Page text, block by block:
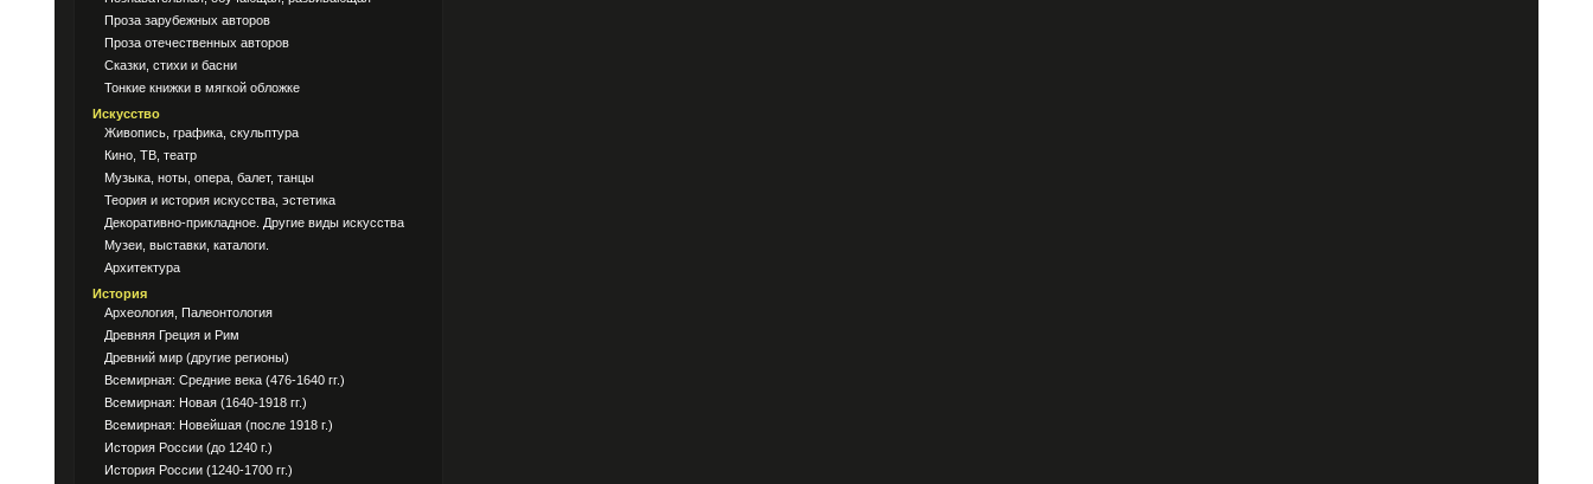
Проза зарубежных авторов
Проза отечественных авторов
Сказки, стихи и басни
Тонкие книжки в мягкой обложке
Искусство
Живопись, графика, скульптура
Кино, ТВ, театр
Музыка, ноты, опера, балет, танцы
Теория и история искусства, эстетика
Декоративно-прикладное. Другие виды искусства
Музеи, выставки, каталоги.
Архитектура
История
Археология, Палеонтология
Древняя Греция и Рим
Древний мир (другие регионы)
Всемирная: Средние века (476-1640 гг.)
Всемирная: Новая (1640-1918 гг.)
Всемирная: Новейшая (после 1918 г.)
История России (до 1240 г.)
История России (1240-1700 гг.)